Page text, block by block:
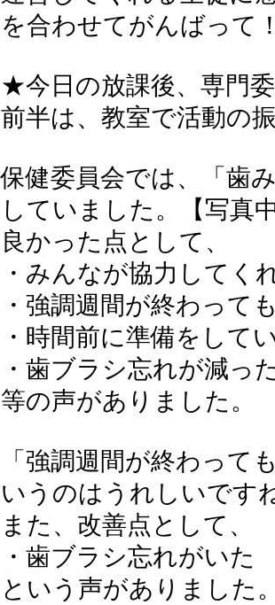
を合わせてがんばって
★今日の放課後、専門
前半は、教室で活動の
保健委員会では、「歯
していました。【写真
良かった点として、
・みんなが協力してく
・強調週間が終わって
・時間前に準備をして
・歯ブラシ忘れが減っ
等の声がありました。
「強調週間が終わって
いうのはうれしいです
また、改善点として、
・歯ブラシ忘れがいた
という声がありました